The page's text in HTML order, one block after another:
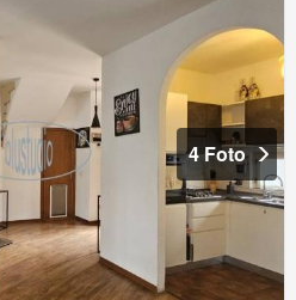
4 Foto